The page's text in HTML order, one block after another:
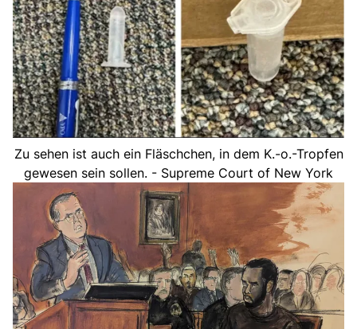
Zu sehen ist auch ein Fläschchen, in dem K.-o.-Tropfen
gewesen sein sollen. - Supreme Court of New York